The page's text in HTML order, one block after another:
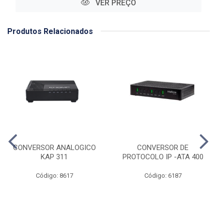
VER PREÇO
Produtos Relacionados
CONVERSOR ANALOGICO
KAP 311
Código: 8617
CONVERSOR DE
PROTOCOLO IP -ATA 400
Código: 6187